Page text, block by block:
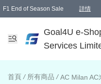
F1 End of Season Sale 詳情
Goal4U e-
Services
首頁 / 所有商品 / AC Milan AC